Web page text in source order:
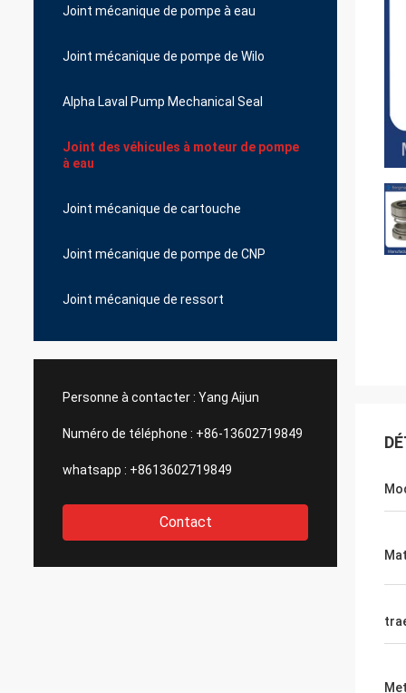
Joint mécanique de pompe à eau
Joint mécanique de pompe de Wilo
Alpha Laval Pump Mechanical Seal
Joint des véhicules à moteur de pompe
à eau
Joint mécanique de cartouche
Joint mécanique de pompe de CNP
Joint mécanique de ressort
Personne à contacter : Yang Aijun
Numéro de téléphone : +86-13602719849
whatsapp : +8613602719849
Contact